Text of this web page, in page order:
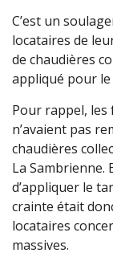
C’est un
locataires de
de chaudières
appliqué pour le
Pour rappel, les
n’avaient pas
chaudières
La Sambrienne.
d’appliquer le
crainte était
locataires
massives.